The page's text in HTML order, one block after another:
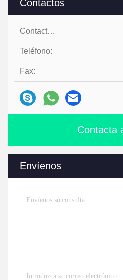
Contactos
Contactos:
Teléfono:
Fax:
Contacta
Envíenos